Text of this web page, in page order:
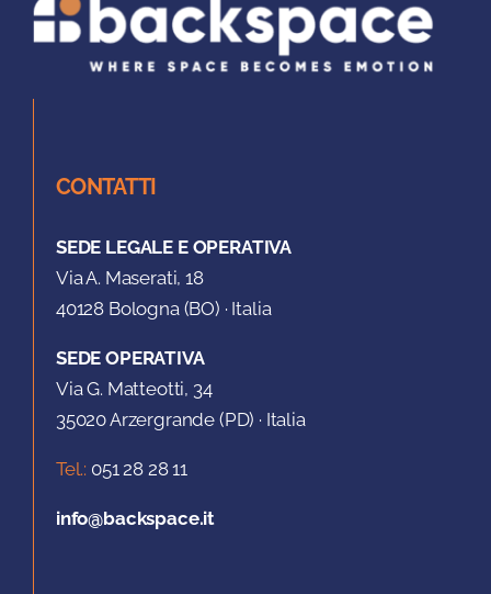
CONTATTI
SEDE LEGALE E OPERATIVA
Via A. Maserati, 18
40128 Bologna (BO) · Italia
SEDE OPERATIVA
Via G. Matteotti, 34
35020 Arzergrande (PD) · Italia
Tel.: 051 28 28 11
info@backspace.it